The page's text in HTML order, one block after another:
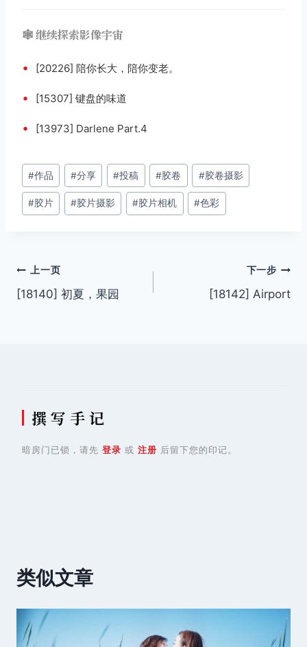
🕸️ 继续探索影像宇宙
• [20226] 陪你长大，陪你变老。
• [15307] 键盘的味道
• [13973] Darlene Part.4
文
章
标
#作品 #分享 #投稿 #胶卷 #胶卷摄影
#胶片 #胶片摄影 #胶片相机 #色彩
文
章
上一页
[18140] 初夏，果园
下一步
[18142] Airport
撰 写 手 记
暗房门已锁，请先 登录 或 注册 后留下您的印记。
类似文章